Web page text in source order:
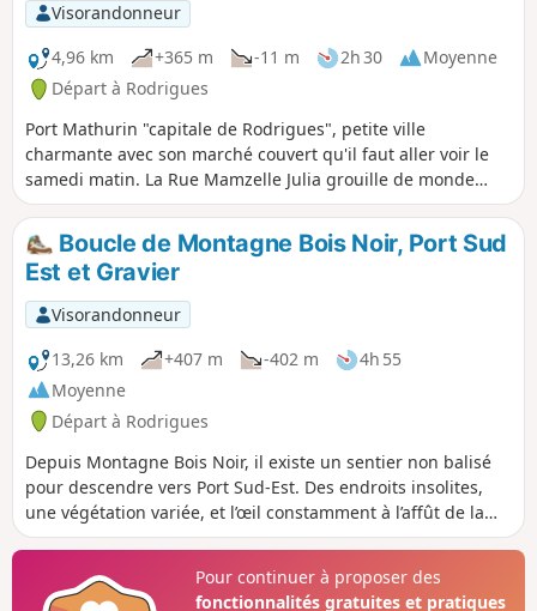
Visorandonneur
4,96 km
+365 m -11 m 2h 30
Moyenne
Départ à Rodrigues
Port Mathurin "capitale de Rodrigues", petite ville
charmante avec son marché couvert qu'il faut aller voir le
samedi matin. La Rue Mamzelle Julia grouille de monde
avec tous ces commerces. À quelques encablures de Port
Mathurin, sur la hauteur, est érigée une croix symbolisant
l'année 2000. Depuis Port Mathurin, un sentier permet de
rejoindre Mont Lubin en passant dans une très belle forêt
avec des arbres magnifiques.
Boucle de Montagne Bois Noir, Port Sud
Est et Gravier
Visorandonneur
13,26 km
+407 m -402 m
4h 55
Moyenne
Départ à Rodrigues
Depuis Montagne Bois Noir, il existe un sentier non balisé
pour descendre vers Port Sud-Est. Des endroits insolites,
une végétation variée, et l’œil constamment à l’affût de la
trace pour ne pas trop s’éloigner de notre destination. La
cochons, entre les pandanus et d’autres variétés d’arbres et
Pour continuer à proposer des
fonctionnalités gratuites et pratiques